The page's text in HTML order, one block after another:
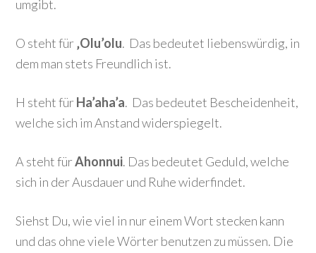
umgibt.
O steht für‚Olu’olu. Das bedeutet liebenswürdig, in
dem man stets Freundlich ist.
H steht fürHa’aha’a. Das bedeutet Bescheidenheit,
welche sich im Anstand widerspiegelt.
A steht fürAhonnui. Das bedeutet Geduld, welche
sich in der Ausdauer und Ruhe widerfindet.
Siehst Du, wie viel in nur einem Wort stecken kann
und das ohne viele Wörter benutzen zu müssen. Die